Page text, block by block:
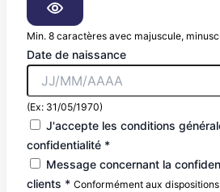
Min. 8 caractères avec majuscule,
Date de naissance
(Ex: 31/05/1970)
J'accepte les conditions
confidentialité *
Message concernant la
clients * Conformément aux